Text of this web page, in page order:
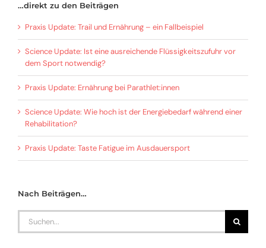
…direkt zu den Beiträgen
Praxis Update: Trail und Ernährung – ein Fallbeispiel
Science Update: Ist eine ausreichende Flüssigkeitszufuhr vor
dem Sport notwendig?
Praxis Update: Ernährung bei Parathlet:innen
Science Update: Wie hoch ist der Energiebedarf während einer
Rehabilitation?
Praxis Update: Taste Fatigue im Ausdauersport
Nach Beiträgen…
Search